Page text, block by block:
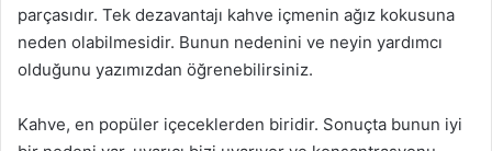
ö
d
parçasıdır. Tek dezavantajı kahve içmenin ağız kokusuna
neden olabilmesidir. Bunun nedenini ve neyin yardımcı
olduğunu yazımızdan öğrenebilirsiniz.
Kahve, en popüler içeceklerden biridir. Sonuçta bunun iyi